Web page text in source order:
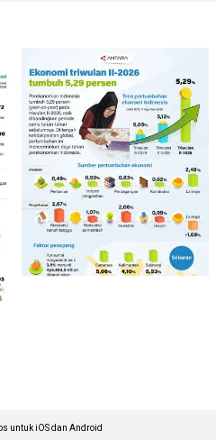
untuk iOS dan Android